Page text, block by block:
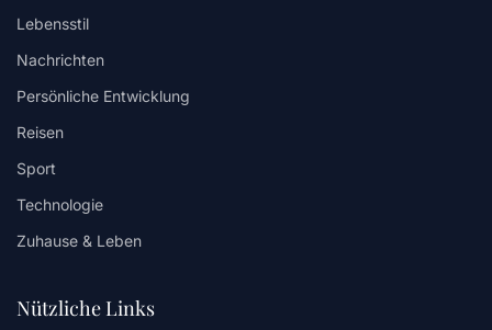
Lebensstil
Nachrichten
Persönliche Entwicklung
Reisen
Sport
Technologie
Zuhause & Leben
Nützliche Links